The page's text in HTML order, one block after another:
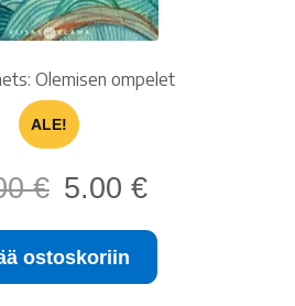
Olemisen ompelet
ALE!
€
Alkuperäinen
hinta
oli:
20.00 €.
5.00€Nykyinen
on:
ostoskoriin